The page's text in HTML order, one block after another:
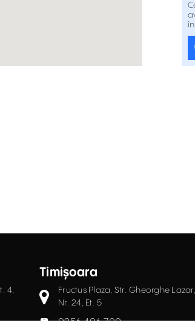
4,
Timișoara
Fructus Plaza, Str. Gheorghe Lazar,
Nr. 24, Et. 5
0256.406.700